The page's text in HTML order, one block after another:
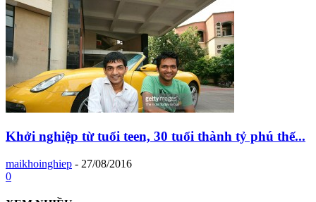
Khởi nghiệp từ tuổi teen, 30 tuổi thành tỷ phú thế...
maikhoinghiep - 27/08/2016
0